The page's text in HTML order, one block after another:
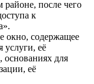
после чего
к
окно, содержащее
услуги, её
основаниях для
её